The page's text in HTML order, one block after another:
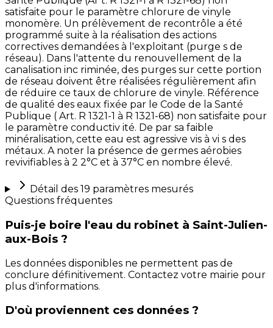
satisfaite pour le paramètre chlorure de vinyle
monomère. Un prélèvement de recontrôle a été
programmé suite à la réalisation des actions
correctives demandées à l'exploitant (purge s de
réseau). Dans l'attente du renouvellement de la
canalisation inc riminée, des purges sur cette portion
de réseau doivent être réalisées régulièrement afin
de réduire ce taux de chlorure de vinyle. Référence
de qualité des eaux fixée par le Code de la Santé
Publique ( Art. R 1321-1 à R 1321-68) non satisfaite pour
le paramètre conductiv ité. De par sa faible
minéralisation, cette eau est agressive vis à vi s des
métaux. A noter la présence de germes aérobies
revivifiables à 2 2°C et à 37°C en nombre élevé.
Détail des 19 paramètres mesurés
Questions fréquentes
Puis-je boire l'eau du robinet à Saint-Julien-
aux-Bois ?
Les données disponibles ne permettent pas de
conclure définitivement. Contactez votre mairie pour
plus d'informations.
D'où proviennent ces données ?